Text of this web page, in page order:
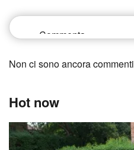
Non ci sono ancora commenti
Hot now